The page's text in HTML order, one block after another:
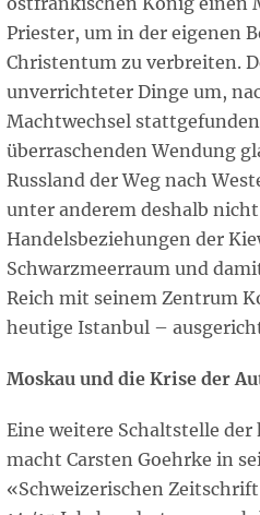
Priester, um in der eigenen
Christentum zu verbreiten.
unverrichteter Dinge um,
Machtwechsel
überraschenden Wendung
Russland der Weg nach
unter anderem deshalb
Handelsbeziehungen der
Schwarzmeerraum und
Reich mit seinem Zentrum
heutige Istanbul –
Moskau und die Krise der
Eine weitere Schaltstelle
macht Carsten Goehrke in
«Schweizerischen